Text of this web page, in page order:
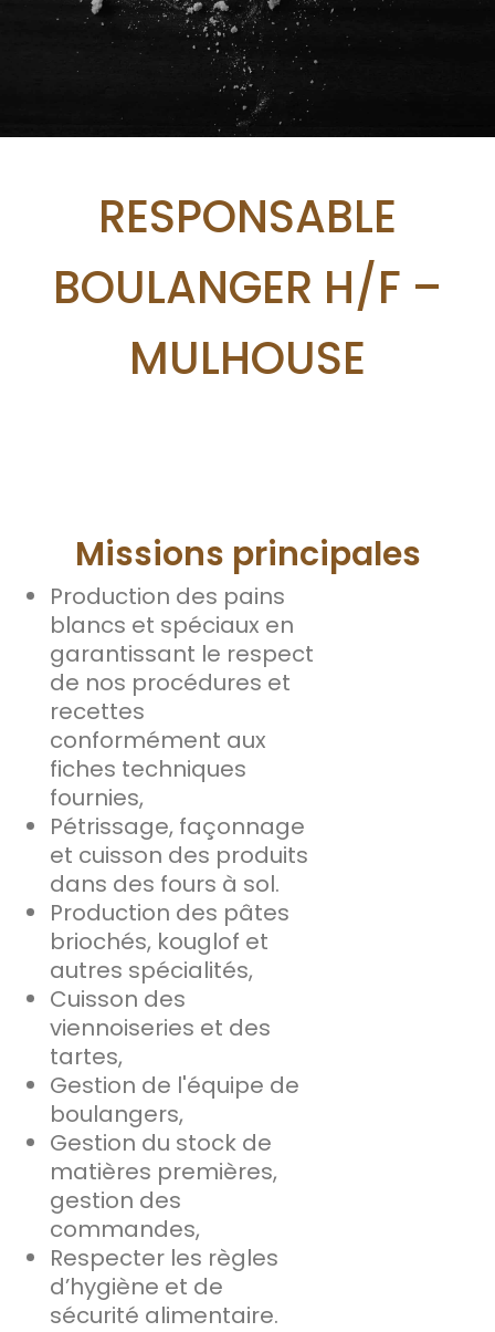
RESPONSABLE
BOULANGER H/F –
MULHOUSE
Missions principales
Production des pains
blancs et spéciaux en
garantissant le respect
de nos procédures et
recettes
conformément aux
fiches techniques
fournies,
Pétrissage, façonnage
et cuisson des produits
dans des fours à sol.
Production des pâtes
briochés, kouglof et
autres spécialités,
Cuisson des
viennoiseries et des
tartes,
Gestion de l'équipe de
boulangers,
Gestion du stock de
matières premières,
gestion des
commandes,
Respecter les règles
d’hygiène et de
sécurité alimentaire.